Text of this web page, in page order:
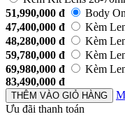
51,990,000 đ
Body
47,400,000 đ
Kèm
48,280,000 đ
Kèm
59,780,000 đ
Kèm
69,980,000 đ
Kèm
83,490,000 đ
THÊM VÀO GIỎ HÀNG
Ưu đãi thanh toán